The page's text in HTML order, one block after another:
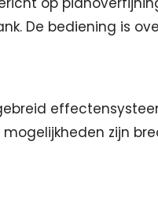
De bediening is
zijn